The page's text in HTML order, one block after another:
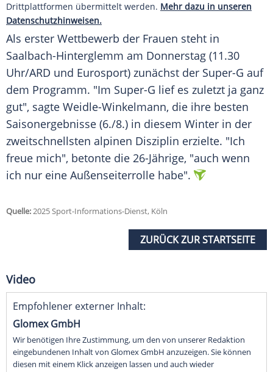
Drittplattformen übermittelt werden. Mehr dazu in unseren
Datenschutzhinweisen.
Als erster Wettbewerb der Frauen steht in
Saalbach-Hinterglemm am Donnerstag (11.30
Uhr/ARD und Eurosport) zunächst der Super-G auf
dem Programm. "Im Super-G lief es zuletzt ja ganz
gut", sagte Weidle-Winkelmann, die ihre besten
Saisonergebnisse (6./8.) in diesem Winter in der
zweitschnellsten alpinen Disziplin erzielte. "Ich
freue mich", betonte die 26-Jährige, "auch wenn
ich nur eine Außenseiterrolle habe".
Quelle:2025 Sport-Informations-Dienst, Köln
ZURÜCK ZUR STARTSEITE
Video
Empfohlener externer Inhalt:
Glomex GmbH
Wir benötigen Ihre Zustimmung, um den von unserer Redaktion
eingebundenen Inhalt von Glomex GmbH anzuzeigen. Sie können
diesen mit einem Klick anzeigen lassen und auch wieder